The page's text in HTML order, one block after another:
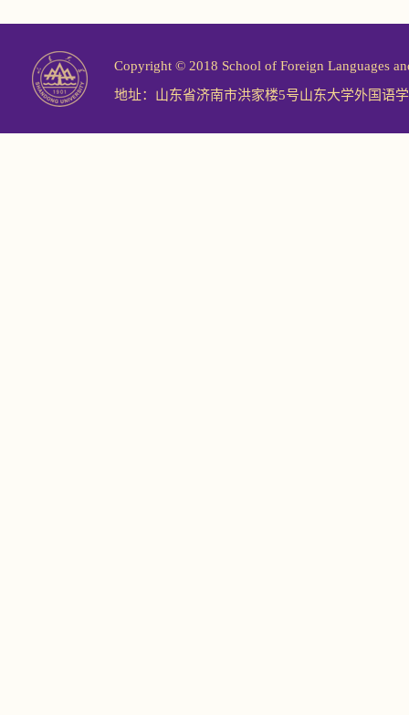
Copyright © 2018 School of Foreign Languages
地址：山东省济南市洪家楼5号山东大学外国语